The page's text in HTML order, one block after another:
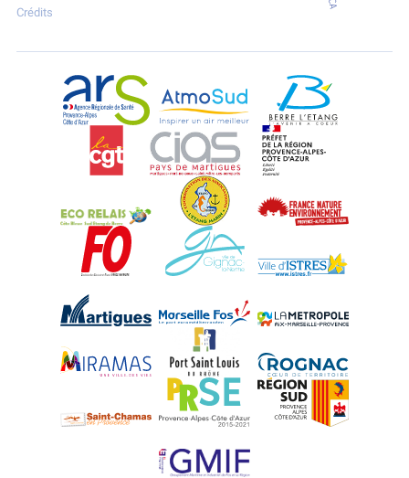
Crédits
ARS Paca AtmoSud Berre l'Etang
CIAS
Eco-Relais Côte BleueEtang marin
Force Ouvrière Gignac-la-Nerthe
Port-Saint-Louis
Saint-Chamas PRSE Région Sud